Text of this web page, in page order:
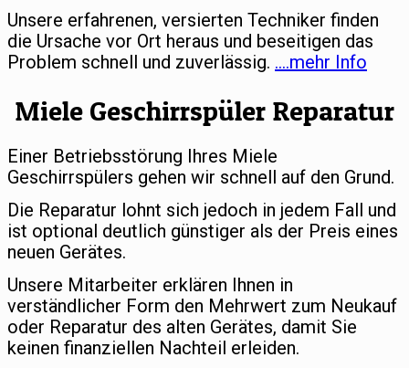
Unsere erfahrenen, versierten Techniker finden
die Ursache vor Ort heraus und beseitigen das
Problem schnell und zuverlässig. ….mehr Info
Miele Geschirrspüler Reparatur
Einer Betriebsstörung Ihres Miele
Geschirrspülers gehen wir schnell auf den Grund.
Die Reparatur lohnt sich jedoch in jedem Fall und
ist optional deutlich günstiger als der Preis eines
neuen Gerätes.
Unsere Mitarbeiter erklären Ihnen in
verständlicher Form den Mehrwert zum Neukauf
oder Reparatur des alten Gerätes, damit Sie
keinen finanziellen Nachteil erleiden.